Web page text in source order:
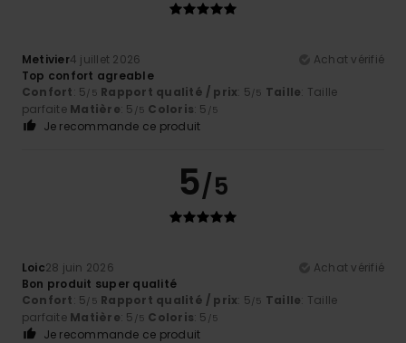
Metivier4 juillet 2026
Achat vérifié
Top confort agreable
Confort: 5 /5 Rapport qualité / prix: 5 /5 Taille: Taille
parfaite Matière: 5 /5 Coloris: 5 /5
Je recommande ce produit
5/5
Loic28 juin 2026
Achat vérifié
Bon produit super qualité
Confort: 5 /5 Rapport qualité / prix: 5 /5 Taille: Taille
parfaite Matière: 5 /5 Coloris: 5 /5
Je recommande ce produit